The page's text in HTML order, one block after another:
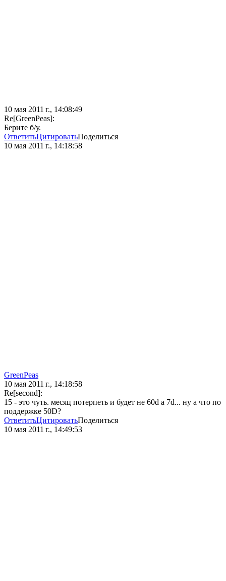
10 мая 2011 г., 14:08:49
Re[GreenPeas]:
Берите б/у.
ОтветитьЦитироватьПоделиться
10 мая 2011 г., 14:18:58
GreenPeas
10 мая 2011 г., 14:18:58
Re[second]:
15 - это чуть. месяц потерпеть и будет не 60d а 7d... ну а что по
поддержке 50D?
ОтветитьЦитироватьПоделиться
10 мая 2011 г., 14:49:53